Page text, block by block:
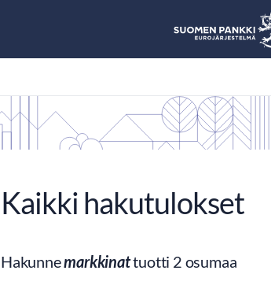
Kaikki hakutulokset
Hakunnemarkkinattuotti 2 osumaa